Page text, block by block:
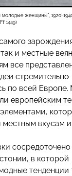
молодые женщины", 1920-
1449)
и местные
все
стремительно
по всей
европейским
местным вкусам
сосредоточено
в которой
тенденции